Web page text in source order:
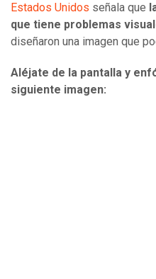
Estados Unidos señala que
que tiene problemas
diseñaron una imagen que
Aléjate de la pantalla y
siguiente imagen: